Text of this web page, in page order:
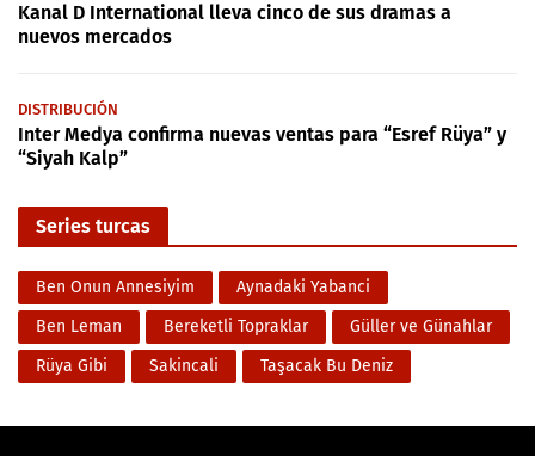
Kanal D International lleva cinco de sus dramas a
nuevos mercados
DISTRIBUCIÓN
Inter Medya confirma nuevas ventas para “Esref Rüya” y
“Siyah Kalp”
Series turcas
Ben Onun Annesiyim
Aynadaki Yabanci
Ben Leman
Bereketli Topraklar
Güller ve Günahlar
Rüya Gibi
Sakincali Taşacak Bu Deniz